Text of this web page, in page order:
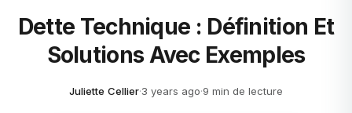
Dette Technique : Définition Et
Solutions Avec Exemples
Juliette Cellier·3 years ago·9 min de lecture